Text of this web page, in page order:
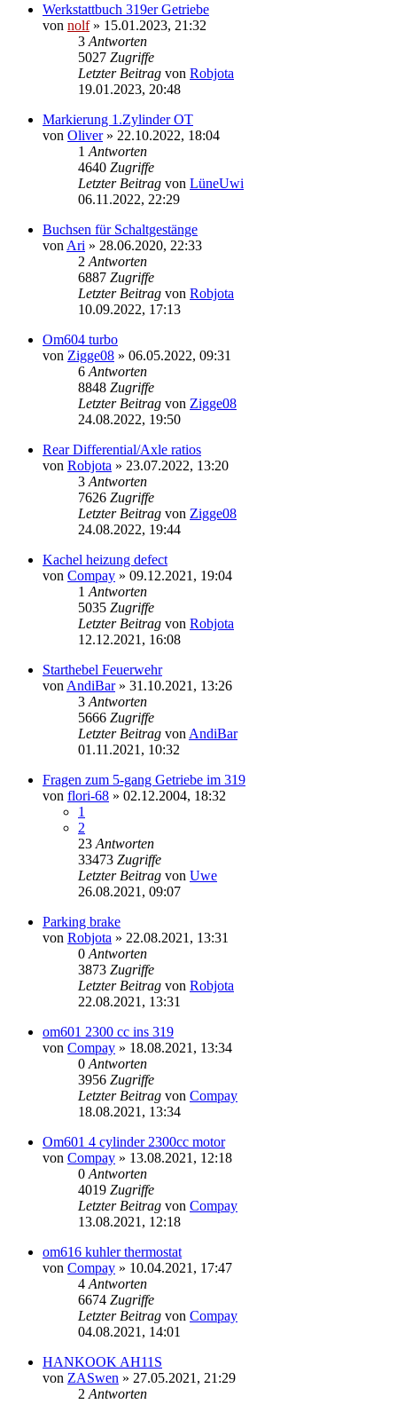
Werkstattbuch 319er Getriebe
von nolf» 15.01.2023, 21:32
3 Antworten
5027 Zugriffe
Letzter Beitrag von Robjota
19.01.2023, 20:48
Markierung 1.Zylinder OT
von Oliver» 22.10.2022, 18:04
1 Antworten
4640 Zugriffe
Letzter Beitrag von LüneUwi
06.11.2022, 22:29
Buchsen für Schaltgestänge
von Ari » 28.06.2020, 22:33
2 Antworten
6887 Zugriffe
Letzter Beitrag von Robjota
10.09.2022, 17:13
Om604 turbo
von Zigge08 » 06.05.2022, 09:31
6 Antworten
8848 Zugriffe
Letzter Beitrag von Zigge08
24.08.2022, 19:50
Rear Differential/Axle ratios
von Robjota » 23.07.2022, 13:20
3 Antworten
7626 Zugriffe
Letzter Beitrag von Zigge08
24.08.2022, 19:44
Kachel heizung defect
von Compay » 09.12.2021, 19:04
1 Antworten
5035 Zugriffe
Letzter Beitrag von Robjota
12.12.2021, 16:08
Starthebel Feuerwehr
von AndiBar» 31.10.2021, 13:26
3 Antworten
5666 Zugriffe
Letzter Beitrag von AndiBar
01.11.2021, 10:32
Fragen zum 5-gang Getriebe im 319
von flori-68 » 02.12.2004, 18:32
1
2
23 Antworten
33473 Zugriffe
Letzter Beitrag von Uwe
26.08.2021, 09:07
Parking brake
von Robjota » 22.08.2021, 13:31
0 Antworten
3873 Zugriffe
Letzter Beitrag von Robjota
22.08.2021, 13:31
om601 2300 cc ins 319
von Compay » 18.08.2021, 13:34
0 Antworten
3956 Zugriffe
Letzter Beitrag von Compay
18.08.2021, 13:34
Om601 4 cylinder 2300cc motor
von Compay » 13.08.2021, 12:18
0 Antworten
4019 Zugriffe
Letzter Beitrag von Compay
13.08.2021, 12:18
om616 kuhler thermostat
von Compay » 10.04.2021, 17:47
4 Antworten
6674 Zugriffe
Letzter Beitrag von Compay
04.08.2021, 14:01
HANKOOK AH11S
von ZASwen » 27.05.2021, 21:29
2 Antworten